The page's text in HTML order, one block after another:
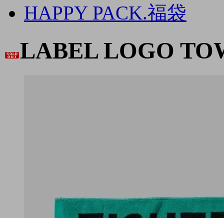
HAPPY PACK.福袋
LABEL LOGO